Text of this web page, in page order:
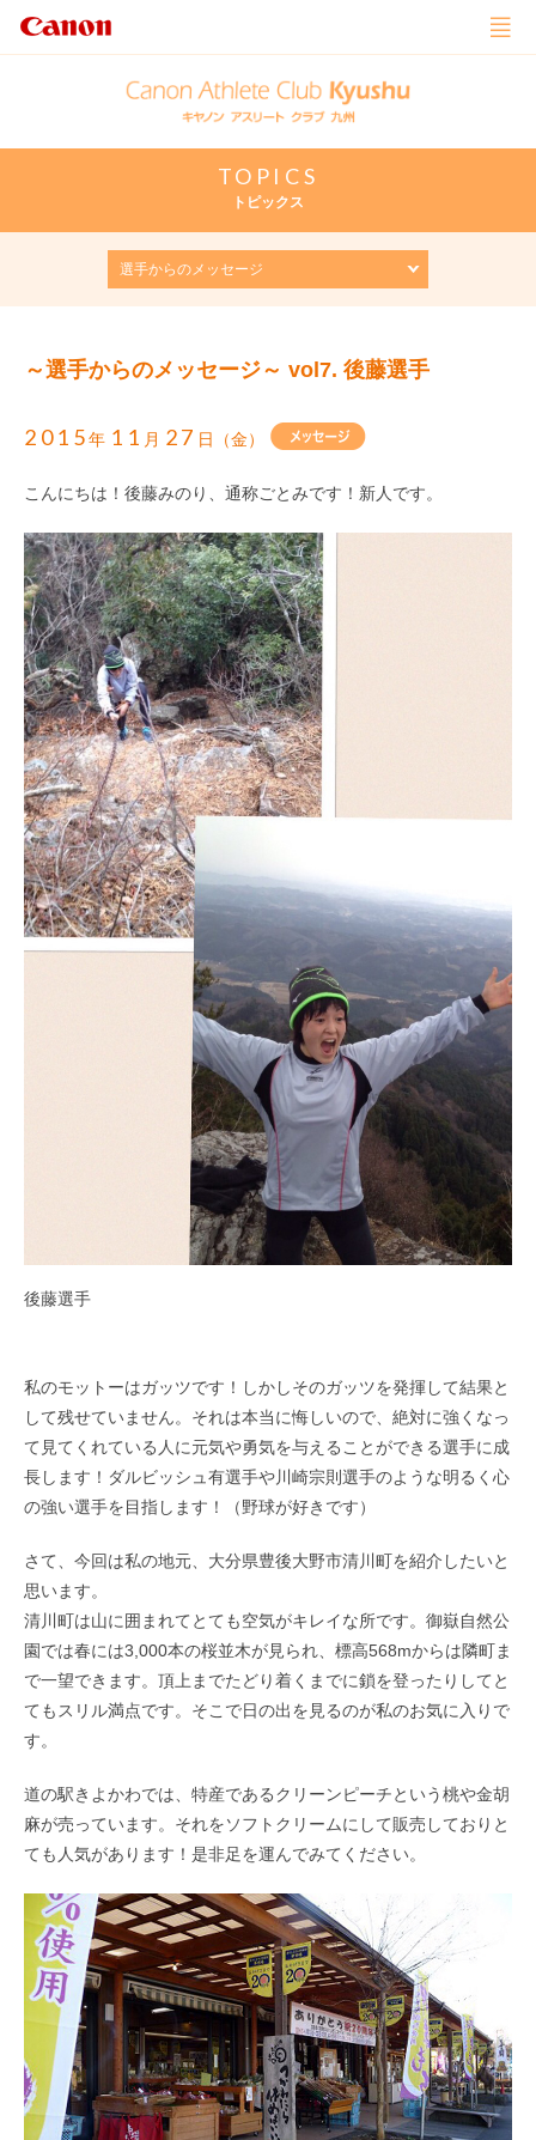
TOPICS
トピックス
～選手からのメッセージ～ vol7. 後藤選手
2015年 11 月 27 日（金）
こんにちは！後藤みのり、通称ごとみです！新人です。
後藤選手
私のモットーはガッツです！しかしそのガッツを発揮して結果と
して残せていません。それは本当に悔しいので、絶対に強くなっ
て見てくれている人に元気や勇気を与えることができる選手に成
長します！ダルビッシュ有選手や川崎宗則選手のような明るく心
の強い選手を目指します！（野球が好きです）
さて、今回は私の地元、大分県豊後大野市清川町を紹介したいと
思います。
清川町は山に囲まれてとても空気がキレイな所です。御嶽自然公
園では春には3,000本の桜並木が見られ、標高568mからは隣町ま
で一望できます。頂上までたどり着くまでに鎖を登ったりしてと
てもスリル満点です。そこで日の出を見るのが私のお気に入りで
す。
道の駅きよかわでは、特産であるクリーンピーチという桃や金胡
麻が売っています。それをソフトクリームにして販売しておりと
ても人気があります！是非足を運んでみてください。